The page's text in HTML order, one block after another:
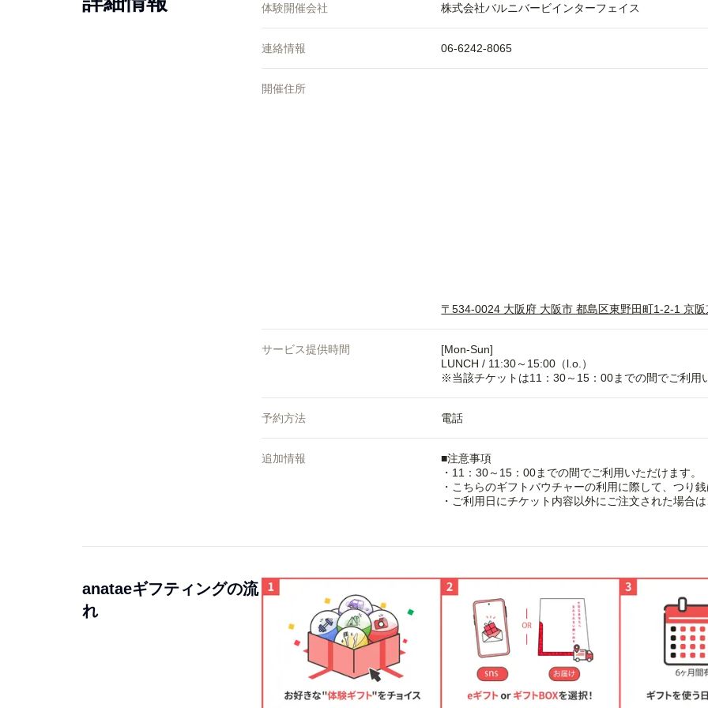
体験開催会社 株式会社バルニバービインターフェイス
連絡情報 06-6242-8065
開催住所
〒534-0024 大阪府 大阪市 都島区東野田町1-2-1 京
サービス提供時間
[Mon-Sun]
LUNCH / 11:30～15:00（l.o.）
※当該チケットは11：30～15：00までの間でご利用
予約方法 電話
追加情報
■注意事項
・11：30～15：00までの間でご利用いただけます。
・こちらのギフトバウチャーの利用に際して、つり
・ご利用日にチケット内容以外にご注文された場合
anataeギフティングの流
れ